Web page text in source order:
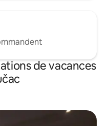
de vacances